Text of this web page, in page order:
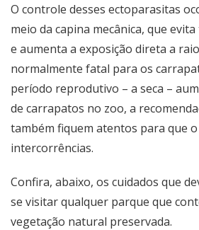
O controle desses ectoparasitas
meio da capina mecânica, que
e aumenta a exposição direta a
normalmente fatal para os
período reprodutivo – a seca –
de carrapatos no zoo, a
também fiquem atentos para que
intercorrências.
Confira, abaixo, os cuidados que
se visitar qualquer parque que
vegetação natural preservada.